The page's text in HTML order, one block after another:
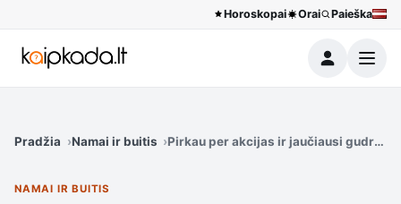
Horoskopai Orai Paieška
Meniu
Pradžia Namai ir buitis Pirkau per akcijas ir jaučiausi gudri,
NAMAI IR BUITIS